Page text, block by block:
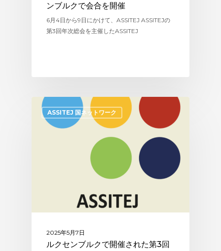
ンブルクで会合を開催
6月4日から9日にかけて、ASSITEJ ASSITEJの
第3回年次総会を主催したASSITEJ
ASSITEJ 国ネットワーク
2025年5月7日
ルクセンブルクで開催された第3回